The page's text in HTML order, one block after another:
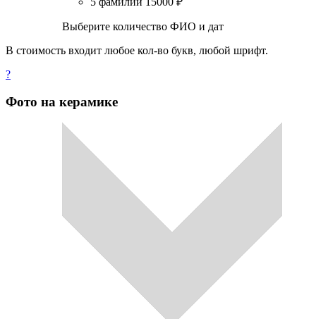
Выберите количество ФИО и дат
В стоимость входит любое кол-во букв, любой шрифт.
?
Фото на керамике